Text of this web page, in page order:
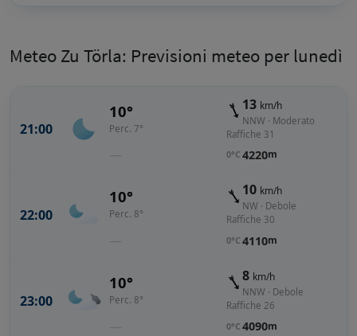
Meteo Zu Törla: Previsioni meteo per lunedì
21:00
10°
Perc. 7°
—
13 km/h
NNW · Moderato
Raffiche 31
0°C 4220m
22:00
10°
Perc. 8°
—
10 km/h
NW · Debole
Raffiche 30
0°C 4110m
23:00
10°
Perc. 8°
—
8 km/h
NNW · Debole
Raffiche 26
0°C 4090m